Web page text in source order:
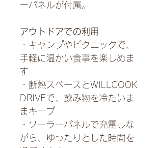
ーパネルが付属。
アウトドアでの利用
・キャンプやピクニックで、
手軽に温かい食事を楽しめま
す
・断熱スペースとWILLCOOK
DRIVEで、飲み物を冷たいま
まキープ
・ソーラーパネルで充電しな
がら、ゆったりとした時間を